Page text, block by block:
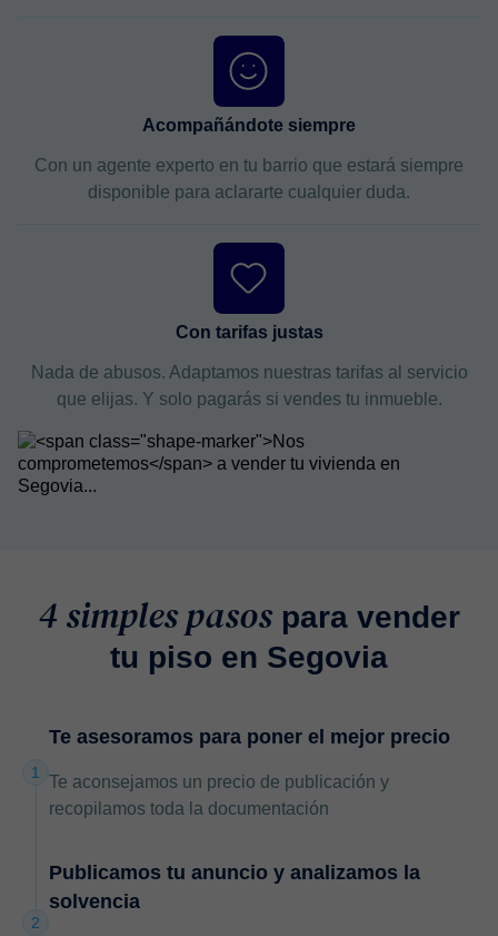
Acompañándote siempre
Con un agente experto en tu barrio que estará siempre
disponible para aclararte cualquier duda.
Con tarifas justas
Nada de abusos. Adaptamos nuestras tarifas al servicio
que elijas. Y solo pagarás si vendes tu inmueble.
4 simples pasospara vender
tu piso en Segovia
1
Te asesoramos para poner el mejor precio
Te aconsejamos un precio de publicación y
recopilamos toda la documentación
2
Publicamos tu anuncio y analizamos la
solvencia